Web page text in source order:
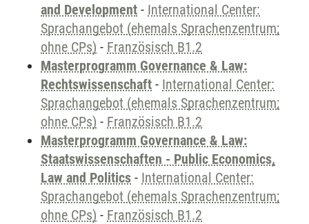
and Development - International Center:
Sprachangebot (ehemals Sprachenzentrum;
ohne CPs) - Französisch B1.2
Masterprogramm Governance & Law:
Rechtswissenschaft - International Center:
Sprachangebot (ehemals Sprachenzentrum;
ohne CPs) - Französisch B1.2
Masterprogramm Governance & Law:
Staatswissenschaften - Public Economics,
Law and Politics - International Center:
Sprachangebot (ehemals Sprachenzentrum;
ohne CPs) - Französisch B1.2